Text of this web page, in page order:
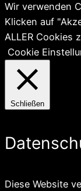
Wir verwenden
Klicken auf
ALLER Cookies
Cookie
Schließen
Diese Website